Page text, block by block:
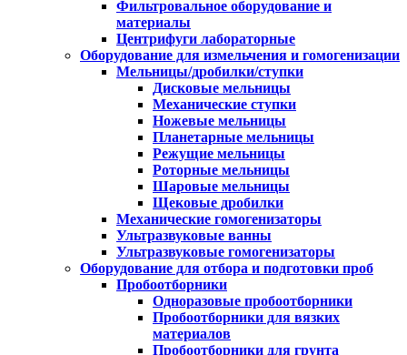
Фильтровальное оборудование и
материалы
Центрифуги лабораторные
Оборудование для измельчения и гомогенизации
Мельницы/дробилки/ступки
Дисковые мельницы
Механические ступки
Ножевые мельницы
Планетарные мельницы
Режущие мельницы
Роторные мельницы
Шаровые мельницы
Щековые дробилки
Механические гомогенизаторы
Ультразвуковые ванны
Ультразвуковые гомогенизаторы
Оборудование для отбора и подготовки проб
Пробоотборники
Одноразовые пробоотборники
Пробоотборники для вязких
материалов
Пробоотборники для грунта